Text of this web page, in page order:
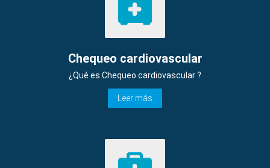
Chequeo cardiovascular
¿Qué es Chequeo cardiovascular ?
Leer más